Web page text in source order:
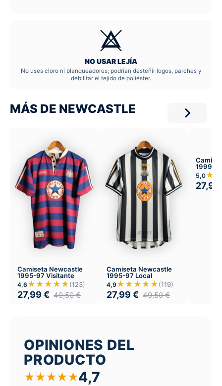
NO USAR LEJÍA
No uses cloro ni blanqueadores; podrían desteñir logos, parches y
debilitar el tejido de poliéster.
MÁS DE NEWCASTLE
Camiseta Newcastle
1995-97 Visitante
4,6 ★★★★★(123)
27,99 € 49,50€
Camiseta Newcastle
1995-97 Local
4,9 ★★★★★(119)
27,99 € 49,50€
1999-
5,0
27,99
OPINIONES DEL
PRODUCTO
★★★★★4,7